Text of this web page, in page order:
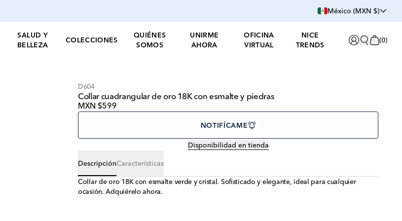
México (MXN $)
SALUD Y
BELLEZA
COLECCIONES
QUIÉNES
SOMOS
UNIRME
AHORA
OFICINA
VIRTUAL
NICE
TRENDS
(0)
D604
Collar cuadrangular de oro 18K con esmalte y piedras
MXN $599
NOTIFÍCAME
Disponibilidad en tienda
DescripciónCaracterísticas
Collar de oro 18K con esmalte verde y cristal. Sofisticado y elegante, ideal para cualquier
ocasión. Adquiérelo ahora.